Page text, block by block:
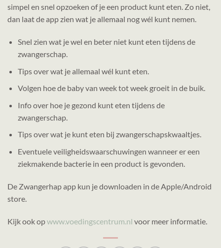
simpel en snel opzoeken of je een product kunt eten. Zo niet,
dan laat de app zien wat je allemaal nog wél kunt nemen.
Snel zien wat je wel en beter niet kunt eten tijdens de
zwangerschap.
Tips over wat je allemaal wél kunt eten.
Volgen hoe de baby van week tot week groeit in de buik.
Info over hoe je gezond kunt eten tijdens de
zwangerschap.
Tips over wat je kunt eten bij zwangerschapskwaaltjes.
Eventuele veiligheidswaarschuwingen wanneer er een
ziekmakende bacterie in een product is gevonden.
De Zwangerhap app kun je downloaden in de Apple/Android
store.
Kijk ook opwww.voedingscentrum.nl voor meer informatie.